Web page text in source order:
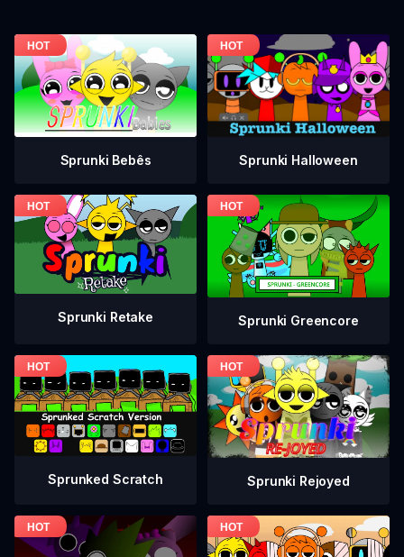
Sprunki Bebês Sprunki Halloween
Sprunki Retake Sprunki Greencore
Sprunked Scratch Sprunki Rejoyed